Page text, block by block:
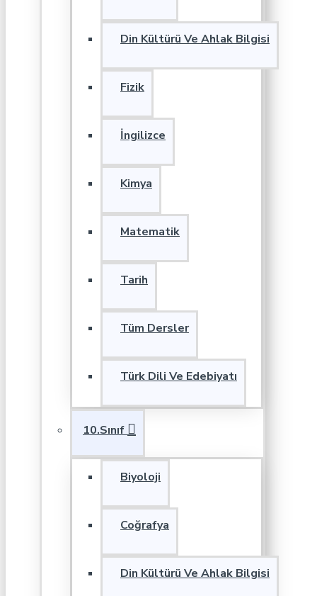
Din Kültürü Ve Ahlak Bilgisi
Fizik
İngilizce
Kimya
Matematik
Tarih
Tüm Dersler
Türk Dili Ve Edebiyatı
10.Sınıf
Biyoloji
Coğrafya
Din Kültürü Ve Ahlak Bilgisi